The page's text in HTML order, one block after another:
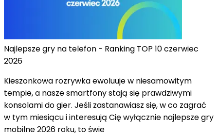
Najlepsze gry na telefon - Ranking TOP 10 czerwiec
2026
Kieszonkowa rozrywka ewoluuje w niesamowitym
tempie, a nasze smartfony stają się prawdziwymi
konsolami do gier. Jeśli zastanawiasz się, w co zagrać
w tym miesiącu i interesują Cię wyłącznie najlepsze gry
mobilne 2026 roku, to świe